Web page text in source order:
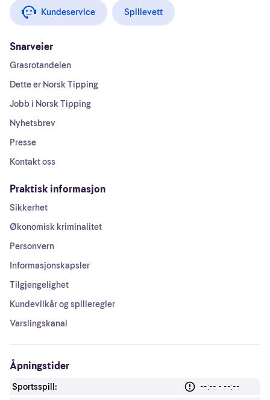
Kundeservice Spillevett
Snarveier
Grasrotandelen
Dette er Norsk Tipping
Jobb i Norsk Tipping
Nyhetsbrev
Presse
Kontakt oss
Praktisk informasjon
Sikkerhet
Økonomisk kriminalitet
Personvern
Informasjonskapsler
Tilgjengelighet
Kundevilkår og spilleregler
Varslingskanal
Åpningstider
Sportsspill: --:-- - --:--